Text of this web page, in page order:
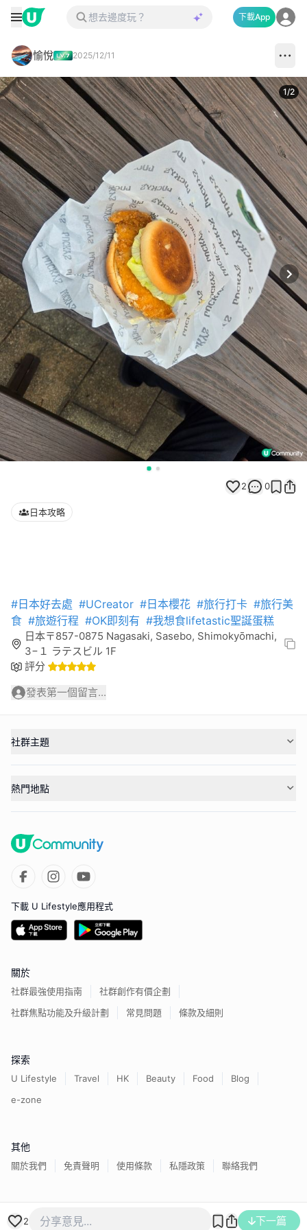
下載App
愉悅 2025/12/11
1/2
2 0
日本攻略
#日本好去處 #UCreator #日本櫻花 #旅行打卡 #旅行美
食 #旅遊行程 #OK即刻有 #我想食lifetastic聖誕蛋糕
日本〒857-0875 Nagasaki, Sasebo, Shimokyōmachi,
3−１ ラテスビル 1F
評分
發表第一個留言...
2 下一篇
社群主題
熱門地點
下載 U Lifestyle應用程式
關於
社群最強使用指南
社群創作有價企劃
社群焦點功能及升級計劃
常見問題 條款及細則
探索
U Lifestyle Travel HK Beauty Food
Blog
e-zone
其他
關於我們 免責聲明 使用條款 私隱政策 聯絡我們
香港經濟日報版權所有©